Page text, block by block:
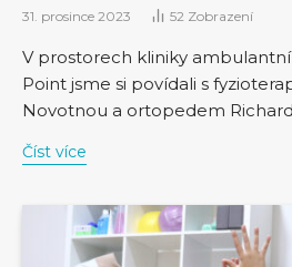
31. prosince 2023 52 Zobrazení
V prostorech kliniky
Point jsme si povídali s
Novotnou a ortopedem
Číst více